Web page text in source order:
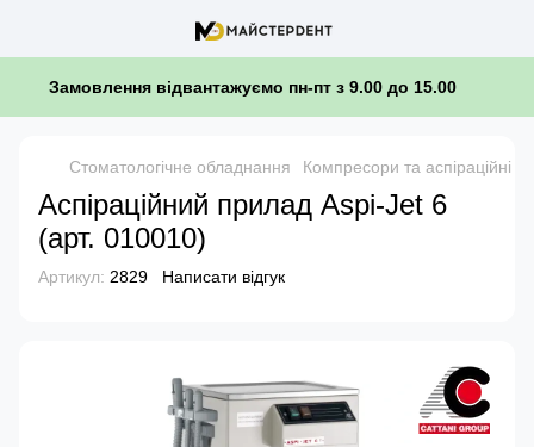
Замовлення відвантажуємо пн-пт з 9.00 до 15.00
Стоматологічне обладнання Компресори та аспіраційні
Аспіраційний прилад Aspi-Jet 6
(арт. 010010)
Артикул: 2829 Написати відгук